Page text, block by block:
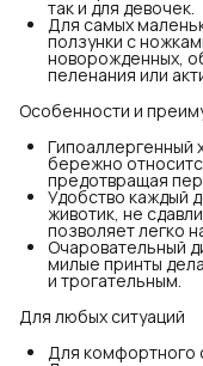
так и для девочек.
Для самых
ползунки с
новорожденных,
пеленания или
Особенности и
Гипоаллергенный
бережно
предотвращая
Удобство каждый
животик, не
позволяет легко
Очаровательный
милые принты
и трогательным.
Для любых ситуаций
Для комфортного